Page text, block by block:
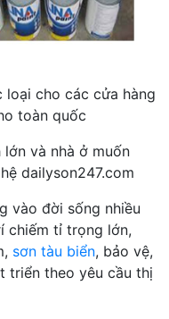
loại cho các cửa hàng
toàn quốc
và nhà ở muốn
dailyson247.com
vào đời sống nhiều
chiếm tỉ trọng lớn,
sơn tàu biển, bảo vệ,
triển theo yêu cầu thị